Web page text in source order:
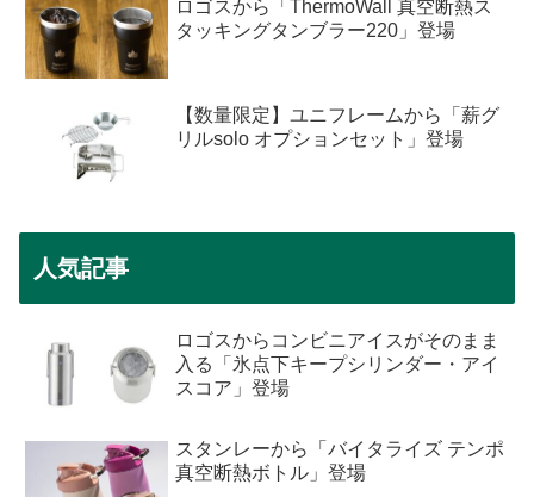
ロゴスから「ThermoWall 真空断熱ス
タッキングタンブラー220」登場
【数量限定】ユニフレームから「薪グ
リルsolo オプションセット」登場
人気記事
ロゴスからコンビニアイスがそのまま
入る「氷点下キープシリンダー・アイ
スコア」登場
スタンレーから「バイタライズ テンポ
真空断熱ボトル」登場